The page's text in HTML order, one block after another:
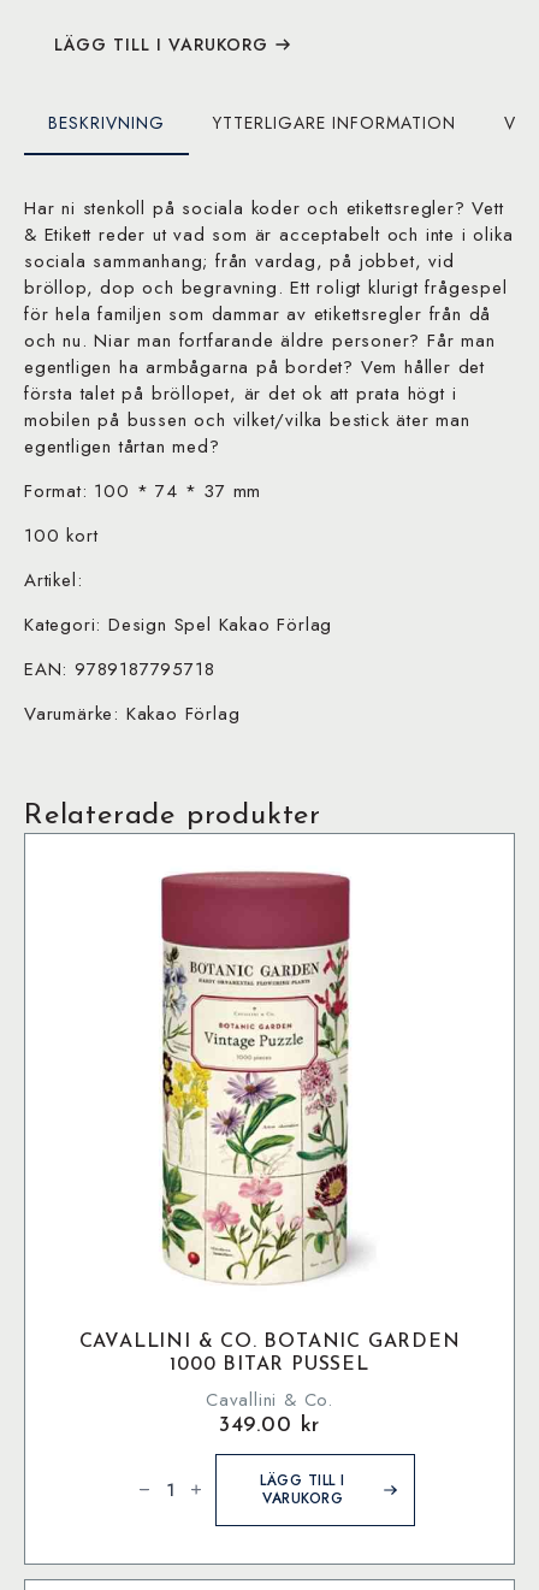
LÄGG TILL I VARUKORG
BESKRIVNING YTTERLIGARE INFORMATION
Har ni stenkoll på sociala koder och etikettsregler? Vett
& Etikett reder ut vad som är acceptabelt och inte i olika
sociala sammanhang; från vardag, på jobbet, vid
bröllop, dop och begravning. Ett roligt klurigt frågespel
för hela familjen som dammar av etikettsregler från då
och nu. Niar man fortfarande äldre personer? Får man
egentligen ha armbågarna på bordet? Vem håller det
första talet på bröllopet, är det ok att prata högt i
mobilen på bussen och vilket/vilka bestick äter man
egentligen tårtan med?
Format: 100 * 74 * 37 mm
100 kort
Artikel:
Kategori: Design Spel Kakao Förlag
EAN: 9789187795718
Varumärke: Kakao Förlag
Relaterade produkter
CAVALLINI & CO. BOTANIC GARDEN
1000 BITAR PUSSEL
Cavallini & Co.
349.00 kr
Co.
bitar
pussel
LÄGG TILL I
VARUKORG